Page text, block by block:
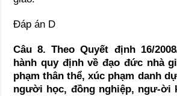
Đáp án D
Câu 8. Theo Quyết định 16/
hành quy định về đạo đức nhà
phạm thân thể, xúc phạm danh
người học, đồng nghiệp, ngư-ời